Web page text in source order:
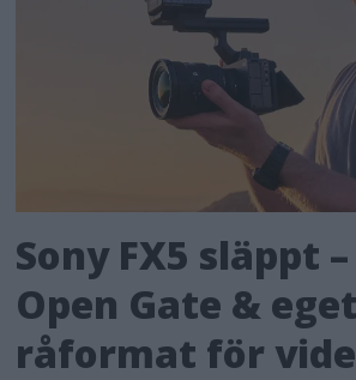
Sony FX5 släppt
Open Gate &
råformat för